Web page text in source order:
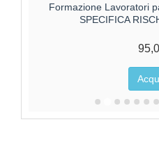
Formazione Lavoratori
SPECIFICA